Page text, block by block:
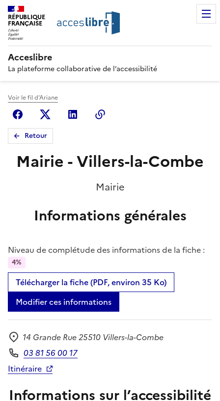
RÉPUBLIQUE
FRANÇAISE
Acceslibre
La plateforme collaborative de l’accessibilité
Voir le fil d'Ariane
FacebookX (anciennement Twitter)
Linkedin
Retour
Mairie - Villers-la-Combe
Mairie
Informations générales
Niveau de complétude des informations de la fiche :
4%
Télécharger la fiche (PDF, environ 35 Ko)
Modifier ces informations
Adresse
14 Grande Rue 25510 Villers-la-Combe
Téléphone
03 81 56 00 17
Itinéraire
Informations sur l’accessibilité